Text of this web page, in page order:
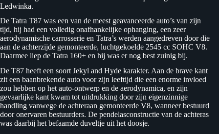
Ledwinka.
De Tatra T87 was een van de meest geavanceerde auto’s van zijn
tijd, hij had een volledig onafhankelijke ophanging, een zeer
aerodynamische carrosserie en Tatra’s werden aangedreven door die
aan de achterzijde gemonteerde, luchtgekoelde 2545 cc SOHC V8.
Daarmee liep de Tatra 160+ en hij was er nog best zuinig bij.
De T87 heeft een soort Jekyl and Hyde karakter. Aan de brave kant
zit een baanbrekende auto voor zijn leeftijd die een enorme invloed
zou hebben op het auto-ontwerp en de aerodynamica, en zijn
gevaarlijke kant kwam tot uitdrukking door zijn eigenzinnige
handling vanwege de achteraan gemonteerde V8, wanneer bestuurd
door onervaren bestuurders. De pendelasconstructie van de achteras
was daarbij het befaamde duveltje uit het doosje.